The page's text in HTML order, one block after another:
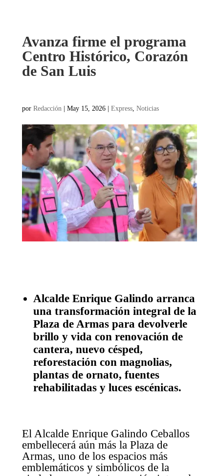
Avanza firme el programa
Centro Histórico, Corazón
de San Luis
por Redacción | May 15, 2026| Express, Noticias
Alcalde Enrique Galindo arranca
una transformación integral de la
Plaza de Armas para devolverle
brillo y vida con renovación de
cantera, nuevo césped,
reforestación con magnolias,
plantas de ornato, fuentes
rehabilitadas y luces escénicas.
El Alcalde Enrique Galindo Ceballos
embellecerá aún más la Plaza de
Armas, uno de los espacios más
emblemáticos y simbólicos de la